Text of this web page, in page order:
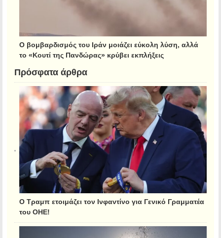
Ο βομβαρδισμός του Ιράν μοιάζει εύκολη λύση, αλλά
το «Κουτί της Πανδώρας» κρύβει εκπλήξεις
Πρόσφατα άρθρα
Ο Τραμπ ετοιμάζει τον Ινφαντίνο για Γενικό Γραμματέα
του ΟΗΕ!